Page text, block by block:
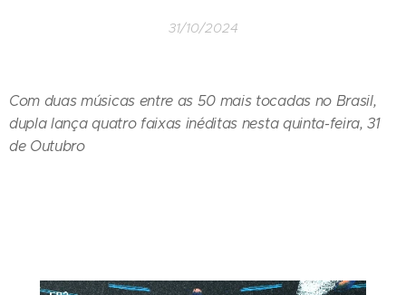
31/10/2024
Com duas músicas entre as 50 mais tocadas no Brasil,
dupla lança quatro faixas inéditas nesta quinta-feira, 31
de Outubro